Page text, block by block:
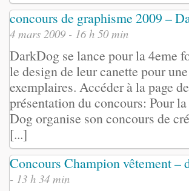
concours de graphisme 2009 –
4 mars 2009 - 16 h 50 min
DarkDog se lance pour la 4eme
le design de leur canette pour
exemplaires. Accéder à la page
présentation du concours: Pour
Dog organise son concours de
[...]
Concours Champion vêtement –
- 13 h 34 min